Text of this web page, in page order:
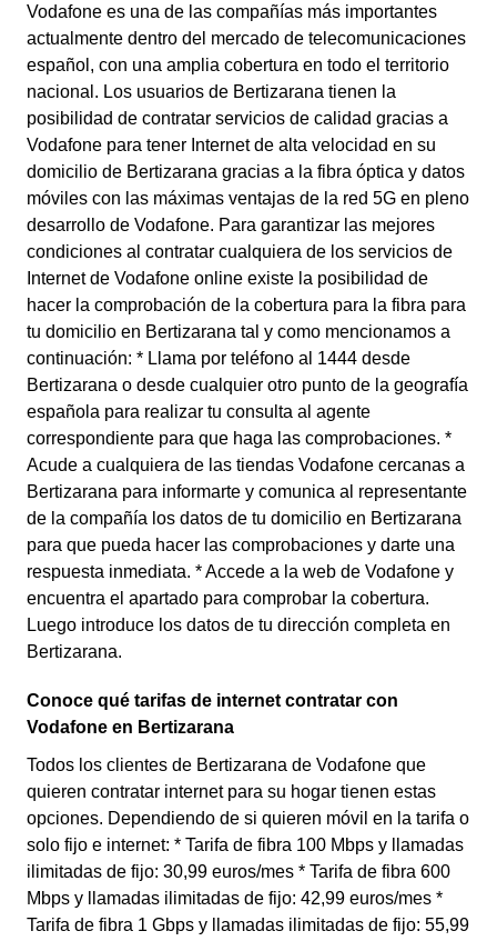
Vodafone es una de las compañías más importantes
actualmente dentro del mercado de telecomunicaciones
español, con una amplia cobertura en todo el territorio
nacional. Los usuarios de Bertizarana tienen la
posibilidad de contratar servicios de calidad gracias a
Vodafone para tener Internet de alta velocidad en su
domicilio de Bertizarana gracias a la fibra óptica y datos
móviles con las máximas ventajas de la red 5G en pleno
desarrollo de Vodafone. Para garantizar las mejores
condiciones al contratar cualquiera de los servicios de
Internet de Vodafone online existe la posibilidad de
hacer la comprobación de la cobertura para la fibra para
tu domicilio en Bertizarana tal y como mencionamos a
continuación: * Llama por teléfono al 1444 desde
Bertizarana o desde cualquier otro punto de la geografía
española para realizar tu consulta al agente
correspondiente para que haga las comprobaciones. *
Acude a cualquiera de las tiendas Vodafone cercanas a
Bertizarana para informarte y comunica al representante
de la compañía los datos de tu domicilio en Bertizarana
para que pueda hacer las comprobaciones y darte una
respuesta inmediata. * Accede a la web de Vodafone y
encuentra el apartado para comprobar la cobertura.
Luego introduce los datos de tu dirección completa en
Bertizarana.
Conoce qué tarifas de internet contratar con
Vodafone en Bertizarana
Todos los clientes de Bertizarana de Vodafone que
quieren contratar internet para su hogar tienen estas
opciones. Dependiendo de si quieren móvil en la tarifa o
solo fijo e internet: * Tarifa de fibra 100 Mbps y llamadas
ilimitadas de fijo: 30,99 euros/mes * Tarifa de fibra 600
Mbps y llamadas ilimitadas de fijo: 42,99 euros/mes *
Tarifa de fibra 1 Gbps y llamadas ilimitadas de fijo: 55,99